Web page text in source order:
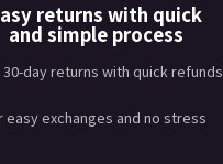
returns with quick
and simple process
30-day returns with quick refunds
easy exchanges and no stress.